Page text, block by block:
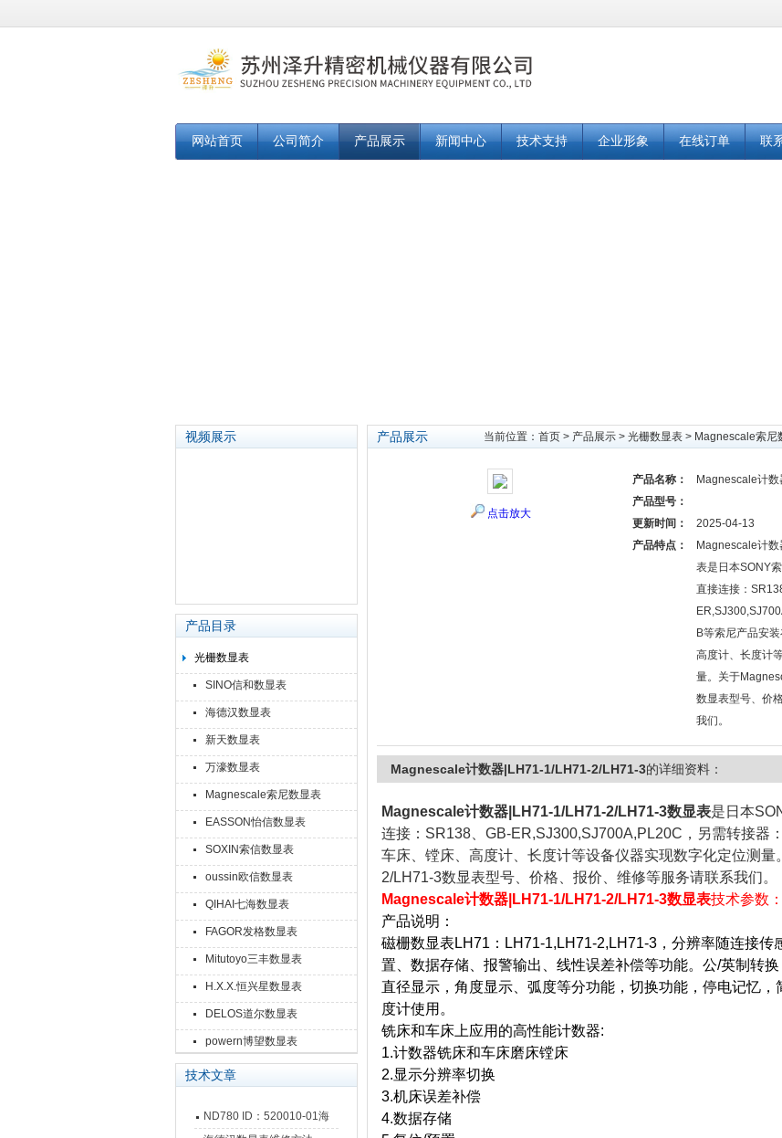
网站首页 公司简介 产品展示 新闻中心 技术支持 企业形象 在线订单 联
视频展示
产品目录
光栅数显表
SINO信和数显表
海德汉数显表
新天数显表
万濠数显表
Magnescale索尼数显表
EASSON怡信数显表
SOXIN索信数显表
oussin欧信数显表
QIHAI七海数显表
FAGOR发格数显表
Mitutoyo三丰数显表
H.X.X.恒兴星数显表
DELOS道尔数显表
powern博望数显表
技术文章
ND780 ID：520010-01海
产品展示 当前位置： 首页 > 产品展示 > 光栅数显表 > Magnescale索尼
点击放大
产品名称：
Magnescale计
产品型号：
更新时间：
2025-04-13
产品特点：
Magnescale计
表是日本SONY
直接连接：
B等索尼产品安
高度计、长度计
量。关于
数显表型号、价
我们。
Magnescale计数器|LH71-1/LH71-2/LH71-3的详细资料：
Magnescale计数器|LH71-1/LH71-2/LH71-3数显表是日本
连接：SR138、GB-ER,SJ300,SJ700A,PL20C，另需转接器
车床、镗床、高度计、长度计等设备仪器实现数字化定位测
2/LH71-3数显表型号、价格、报价、维修等服务请联系我们。
Magnescale计数器|LH71-1/LH71-2/LH71-3数显表技术参数：
产品说明：
磁栅数显表LH71：LH71-1,LH71-2,LH71-3，分辨率随连接传
置、数据存储、报警输出、线性误差补偿等功能。公/英制转
直径显示，角度显示、弧度等分功能，切换功能，停电记忆
度计使用。
铣床和车床上应用的高性能计数器:
1.计数器铣床和车床磨床镗床
2.显示分辨率切换
3.机床误差补偿
4.数据存储